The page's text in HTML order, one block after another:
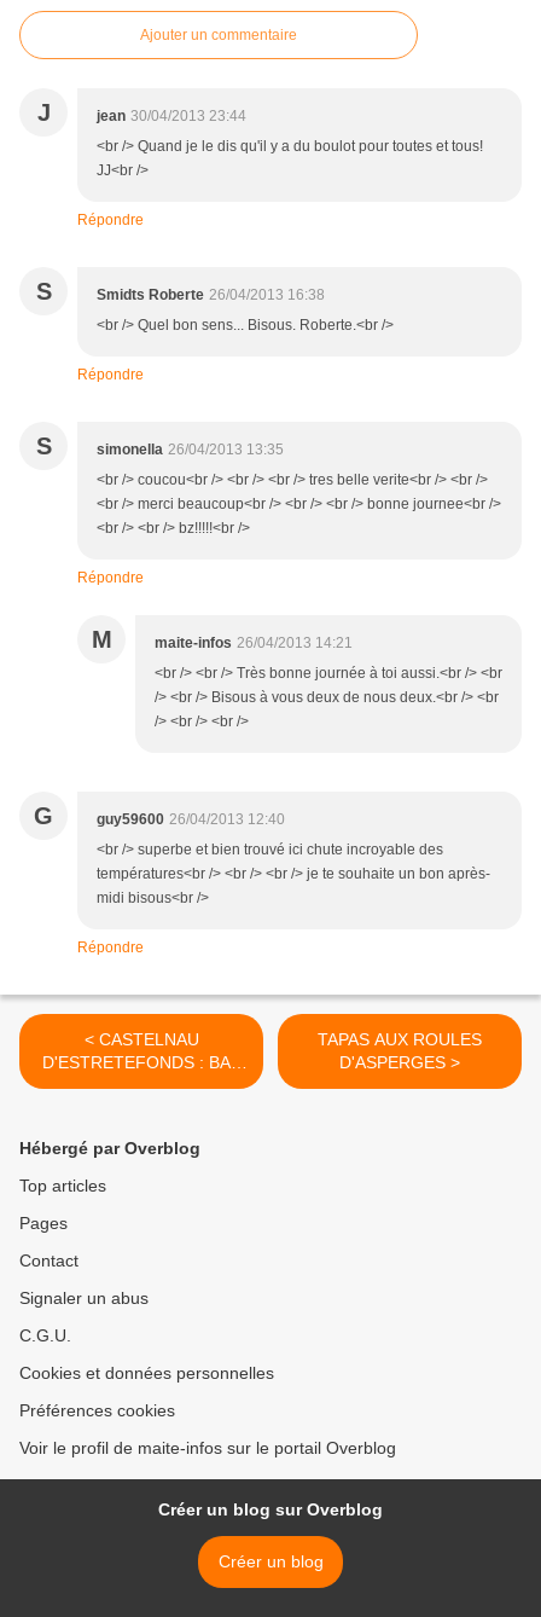
Ajouter un commentaire
J jean 30/04/2013 23:44
<br /> Quand je le dis qu'il y a du boulot pour toutes et tous!
JJ<br />
Répondre
S Smidts Roberte 26/04/2013 16:38
<br /> Quel bon sens... Bisous. Roberte.<br />
Répondre
S simonella 26/04/2013 13:35
<br /> coucou<br /> <br /> <br /> tres belle verite<br /> <br />
<br /> merci beaucoup<br /> <br /> <br /> bonne journee<br />
<br /> <br /> bz!!!!!<br />
Répondre
M maite-infos 26/04/2013 14:21
<br /> <br /> Très bonne journée à toi aussi.<br /> <br
/> <br /> Bisous à vous deux de nous deux.<br /> <br
/> <br /> <br />
G guy59600 26/04/2013 12:40
<br /> superbe et bien trouvé ici chute incroyable des
températures<br /> <br /> <br /> je te souhaite un bon après-
midi bisous<br />
Répondre
< CASTELNAU
D'ESTRETEFONDS : BAL
COUNTRY
TAPAS AUX ROULES
D'ASPERGES >
Hébergé par Overblog
Top articles
Pages
Contact
Signaler un abus
C.G.U.
Cookies et données personnelles
Préférences cookies
Voir le profil de maite-infos sur le portail Overblog
Créer un blog sur Overblog
Créer un blog